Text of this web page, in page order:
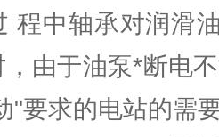
程中轴承对润滑
由于油泵*断电
"要求的电站的需